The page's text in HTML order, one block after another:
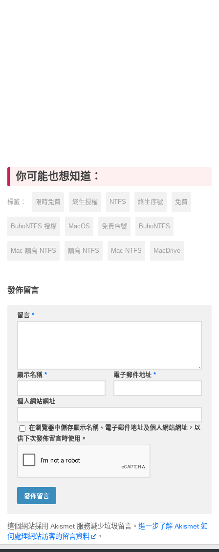
你可能也想知道：
標籤： 限時免費 終生授權 NTFS 終生序號 免費
BuhoNTFS 授權 MacOS 免費序號 BuhoNTFS
Mac 讀寫 NTFS 讀寫 NTFS Mac NTFS MacDrive
發佈留言
留言 *
顯示名稱 * 電子郵件地址 *
個人網站網址
在瀏覽器中儲存顯示名稱、電子郵件地址及個人網站網址，以
供下次發佈留言時使用。
這個網站採用 Akismet 服務減少垃圾留言。 進一步了解 Akismet 如
何處理網站訪客的留言資料
。